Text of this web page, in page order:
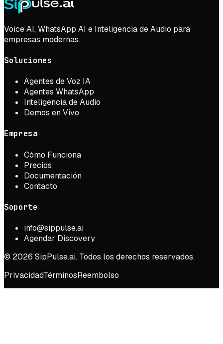
Voice AI, WhatsApp AI e Inteligencia de Audio para
empresas modernas.
Soluciones
Agentes de Voz IA
Agentes WhatsApp
Inteligencia de Audio
Demos en Vivo
Empresa
Cómo Funciona
Precios
Documentación
Contacto
Soporte
info@sippulse.ai
Agendar Discovery
© 2026 SipPulse.ai. Todos los derechos reservados.
PrivacidadTérminosReembolso